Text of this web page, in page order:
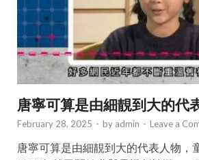
唐寧可算是由細靚到大的代
February 28, 2025 - by admin - Leave a
唐寧可算是由細靚到大的代表人物，